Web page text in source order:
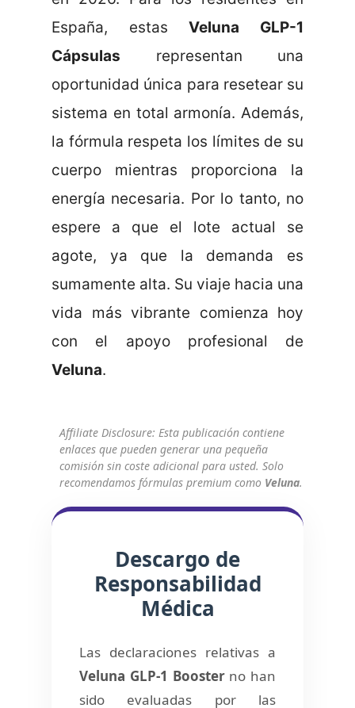
España, estasVeluna GLP-1
Cápsulas representan una
oportunidad única para resetear su
sistema en total armonía. Además,
la fórmula respeta los límites de su
cuerpo mientras proporciona la
energía necesaria. Por lo tanto, no
espere a que el lote actual se
agote, ya que la demanda es
sumamente alta. Su viaje hacia una
vida más vibrante comienza hoy
con el apoyo profesional de
Veluna.
Affiliate Disclosure: Esta publicación contiene
enlaces que pueden generar una pequeña
comisión sin coste adicional para usted. Solo
recomendamos fórmulas premium como Veluna.
Descargo de
Responsabilidad
Médica
Las declaraciones relativas a
Veluna GLP-1 Boosterno han
sido evaluadas por las